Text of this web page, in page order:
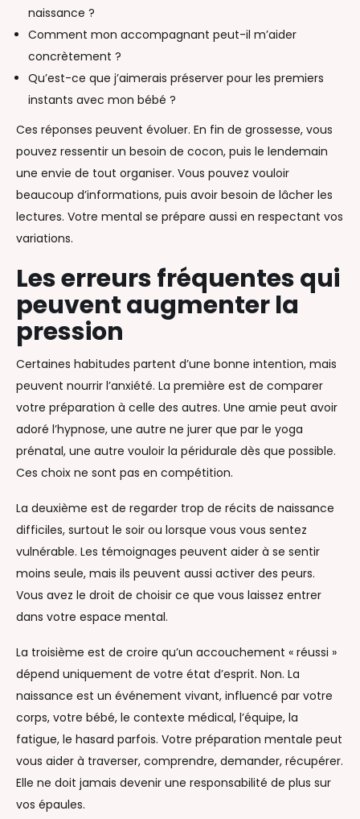
naissance ?
Comment mon accompagnant peut-il m’aider
concrètement ?
Qu’est-ce que j’aimerais préserver pour les premiers
instants avec mon bébé ?
Ces réponses peuvent évoluer. En fin de grossesse, vous
pouvez ressentir un besoin de cocon, puis le lendemain
une envie de tout organiser. Vous pouvez vouloir
beaucoup d’informations, puis avoir besoin de lâcher les
lectures. Votre mental se prépare aussi en respectant vos
variations.
Les erreurs fréquentes qui
peuvent augmenter la
pression
Certaines habitudes partent d’une bonne intention, mais
peuvent nourrir l’anxiété. La première est de comparer
votre préparation à celle des autres. Une amie peut avoir
adoré l’hypnose, une autre ne jurer que par le yoga
prénatal, une autre vouloir la péridurale dès que possible.
Ces choix ne sont pas en compétition.
La deuxième est de regarder trop de récits de naissance
difficiles, surtout le soir ou lorsque vous vous sentez
vulnérable. Les témoignages peuvent aider à se sentir
moins seule, mais ils peuvent aussi activer des peurs.
Vous avez le droit de choisir ce que vous laissez entrer
dans votre espace mental.
La troisième est de croire qu’un accouchement « réussi »
dépend uniquement de votre état d’esprit. Non. La
naissance est un événement vivant, influencé par votre
corps, votre bébé, le contexte médical, l’équipe, la
fatigue, le hasard parfois. Votre préparation mentale peut
vous aider à traverser, comprendre, demander, récupérer.
Elle ne doit jamais devenir une responsabilité de plus sur
vos épaules.